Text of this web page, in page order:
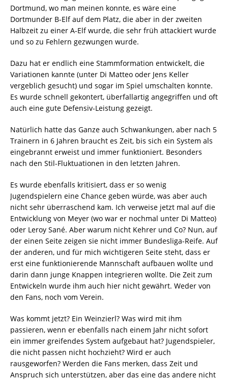
Dortmund, wo man meinen konnte, es wäre eine
Dortmunder B-Elf auf dem Platz, die aber in der zweiten
Halbzeit zu einer A-Elf wurde, die sehr früh attackiert wurde
und so zu Fehlern gezwungen wurde.
Dazu hat er endlich eine Stammformation entwickelt, die
Variationen kannte (unter Di Matteo oder Jens Keller
vergeblich gesucht) und sogar im Spiel umschalten konnte.
Es wurde schnell gekontert, überfallartig angegriffen und oft
auch eine gute Defensiv-Leistung gezeigt.
Natürlich hatte das Ganze auch Schwankungen, aber nach 5
Trainern in 6 Jahren braucht es Zeit, bis sich ein System als
eingebrannt erweist und immer funktioniert. Besonders
nach den Stil-Fluktuationen in den letzten Jahren.
Es wurde ebenfalls kritisiert, dass er so wenig
Jugendspielern eine Chance geben würde, was aber auch
nicht sehr überraschend kam. Ich verweise jetzt mal auf die
Entwicklung von Meyer (wo war er nochmal unter Di Matteo)
oder Leroy Sané. Aber warum nicht Kehrer und Co? Nun, auf
der einen Seite zeigen sie nicht immer Bundesliga-Reife. Auf
der anderen, und für mich wichtigeren Seite steht, dass er
erst eine funktionierende Mannschaft aufbauen wollte und
darin dann junge Knappen integrieren wollte. Die Zeit zum
Entwickeln wurde ihm auch hier nicht gewährt. Weder von
den Fans, noch vom Verein.
Was kommt jetzt? Ein Weinzierl? Was wird mit ihm
passieren, wenn er ebenfalls nach einem Jahr nicht sofort
ein immer greifendes System aufgebaut hat? Jugendspieler,
die nicht passen nicht hochzieht? Wird er auch
rausgeworfen? Werden die Fans merken, dass Zeit und
Anspruch sich unterstützen, aber das eine das andere nicht